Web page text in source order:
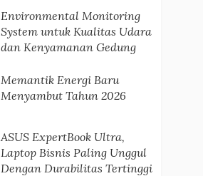
Environmental Monitoring
System untuk Kualitas Udara
dan Kenyamanan Gedung
Memantik Energi Baru
Menyambut Tahun 2026
ASUS ExpertBook Ultra,
Laptop Bisnis Paling Unggul
Dengan Durabilitas Tertinggi